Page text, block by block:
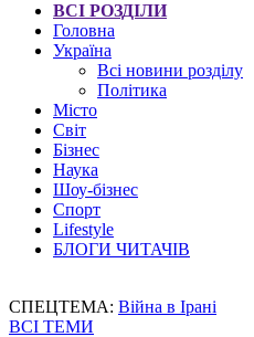
ВСІ РОЗДІЛИ
Головна
Україна
Всі новини розділу
Політика
Місто
Світ
Бізнес
Наука
Шоу-бізнес
Спорт
Lifestyle
БЛОГИ ЧИТАЧІВ
СПЕЦТЕМА: Війна в Ірані
ВСІ ТЕМИ